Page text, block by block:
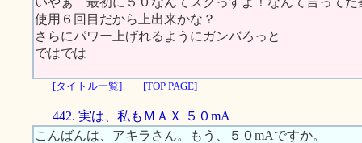
使用６回目だから上出来かな？
さらにパワー上げれるようにガンバろっと
ではでは
[タイトル一覧] [TOP PAGE]
442. 実は、私もＭＡＸ ５０mA
こんばんは、アキラさん。もう、５０mAですか。